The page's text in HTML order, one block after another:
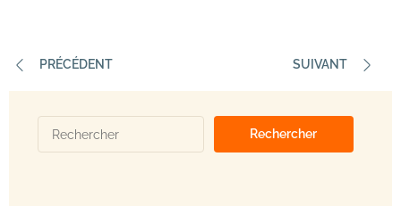
PRÉCÉDENT SUIVANT